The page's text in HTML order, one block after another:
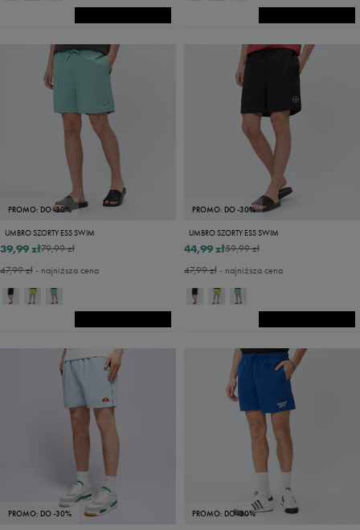
PROMO: DO -30%
UMBRO SZORTY ESS SWIM
79,99 zł
39,99 zł
47,99 zł- najniższa cena
PROMO: DO -30%
UMBRO SZORTY ESS SWIM
59,99 zł
44,99 zł
47,99 zł- najniższa cena
PROMO: DO -30% PROMO: DO -30%